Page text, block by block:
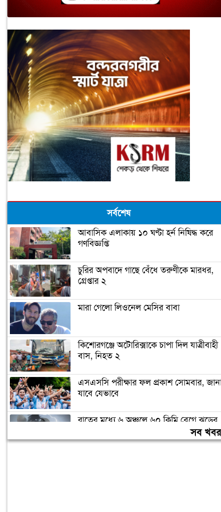
সর্বশেষ
আবাসিক এলাকায় ১০ ঘণ্টা হর্ন নিষিদ্ধ করে
গণবিজ্ঞপ্তি
চুরির অপবাদে গাছে বেঁধে তরুণীকে মারধর,
গ্রেপ্তার ২
মারা গেলো লিওনেল মেসির বাবা
কিশোরগঞ্জে অটোরিক্সাকে চাপা দিল যাত্রীবাহী
বাস, নিহত ২
এসএসসি পরীক্ষার ফল প্রকাশ সোমবার,
যাবে যেভাবে
রাতের মধ্যে ৬ অঞ্চলে ৬০ কিমি বেগে ঝড়ের
সব